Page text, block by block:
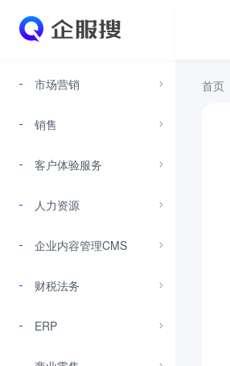
市场营销
销售
客户体验服务
人力资源
企业内容管理CMS
财税法务
ERP
首页